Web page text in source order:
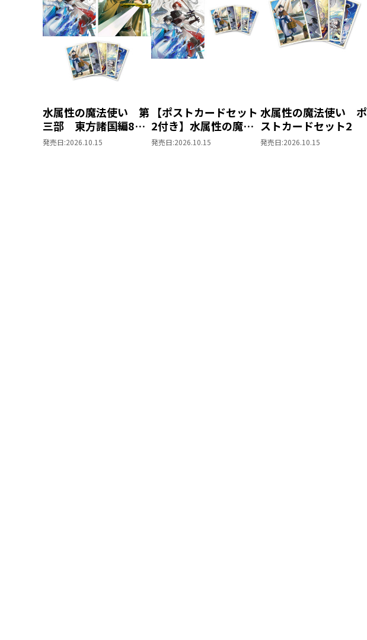
水属性の魔法使い 第
三部 東方諸国編8
同時発売まとめ買いセ
発売日:2026.10.15
【ポストカードセット
2付き】水属性の魔法
使い 第三部 東方諸
発売日:2026.10.15
水属性の魔法使い ポ
ストカードセット2
発売日:2026.10.15